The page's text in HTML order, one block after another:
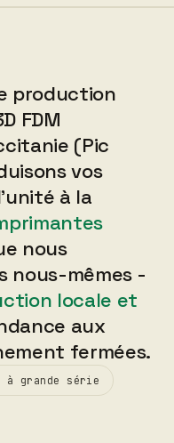
production
FDM
(Pic
vos
à la
nous
nous-mêmes -
locale et
aux
fermées.
à grande série